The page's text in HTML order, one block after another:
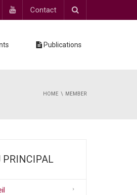
Contact
Publications
HOME MEMBER
PRINCIPAL